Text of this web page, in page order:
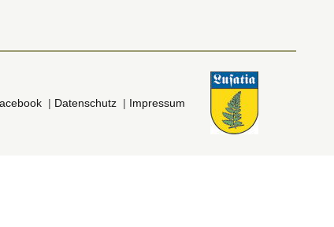
| Datenschutz | Impressum